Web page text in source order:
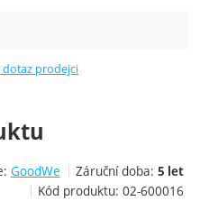
dotaz prodejci
GoodWe Záruční doba: 5 let
Kód produktu: 02-600016